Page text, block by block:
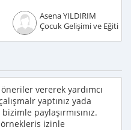
Asena YILDIRIM
Çocuk Gelişimi ve
vererek yardımcı
yaptınız yada
paylaşırmısınız.
izinle